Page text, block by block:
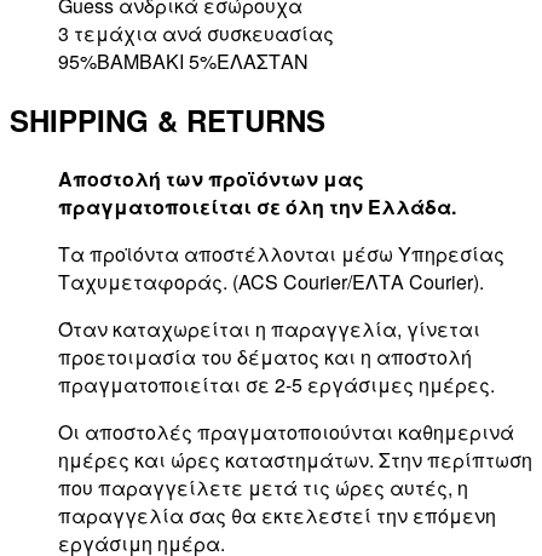
3 τεμάχια ανά συσκευασίας
95%ΒΑΜΒΑΚΙ 5%ΕΛΑΣΤΑΝ
SHIPPING & RETURNS
Αποστολή των προϊόντων μας
πραγματοποιείται σε όλη την Ελλάδα.
Τα προϊόντα αποστέλλονται μέσω Υπηρεσίας
Ταχυμεταφοράς. (ACS Courier/ΕΛΤΑ Courier).
Όταν καταχωρείται η παραγγελία, γίνεται
προετοιμασία του δέματος και η αποστολή
πραγματοποιείται σε 2-5 εργάσιμες ημέρες.
Οι αποστολές πραγματοποιούνται καθημερινά
ημέρες και ώρες καταστημάτων. Στην περίπτωση
που παραγγείλετε μετά τις ώρες αυτές, η
παραγγελία σας θα εκτελεστεί την επόμενη
εργάσιμη ημέρα.